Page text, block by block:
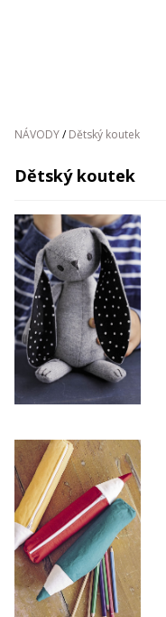
NÁVODY/ Dětský koutek
Dětský koutek